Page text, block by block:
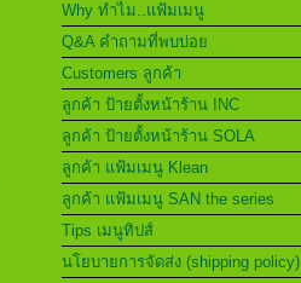
Why ทำไม..แฟ้มเมนู
Q&A คำถามที่พบบ่อย
Customers ลูกค้า
ลูกค้า ป้ายตั้งหน้าร้าน INC
ลูกค้า ป้ายตั้งหน้าร้าน SOLA
ลูกค้า แฟ้มเมนู Klean
ลูกค้า แฟ้มเมนู SAN the series
Tips เมนูทิปส์
นโยบายการจัดส่ง (shipping policy)